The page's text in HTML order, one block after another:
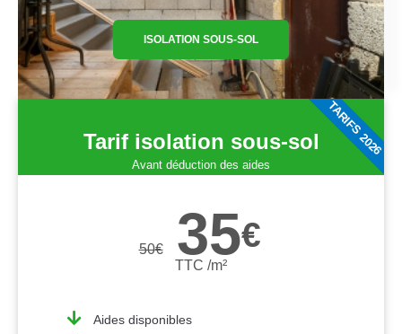
ISOLATION SOUS-SOL
Tarif isolation sous-sol
Avant déduction des aides
50€ 35€
TTC /m²
Aides disponibles
TARIFS 2026